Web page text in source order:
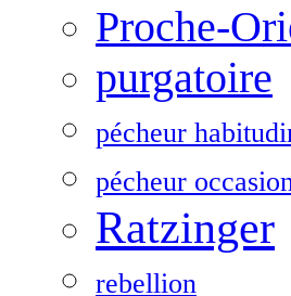
Proche-
purgatoire
pécheur
pécheur
Ratzinger
rebellion